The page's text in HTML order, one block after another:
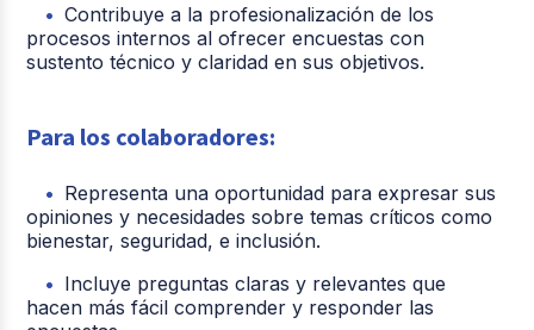
Contribuye a la profesionalización de los
procesos internos al ofrecer encuestas con
sustento técnico y claridad en sus objetivos.
Para los colaboradores:
Representa una oportunidad para expresar sus
opiniones y necesidades sobre temas críticos como
bienestar, seguridad, e inclusión.
Incluye preguntas claras y relevantes que
hacen más fácil comprender y responder las